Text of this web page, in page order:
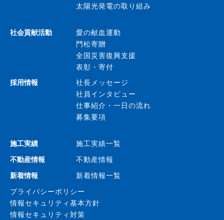
太陽光発電の取り組み
社会貢献活動
愛の献血運動
門松寄贈
全国災害復興支援
表彰・寄付
採用情報
社長メッセージ
社員インタビュー
仕事紹介・一日の流れ
募集要項
施工実績
施工実績一覧
不動産情報
不動産情報
新着情報
新着情報一覧
プライバシーポリシー
情報セキュリティ基本方針
情報セキュリティ対策